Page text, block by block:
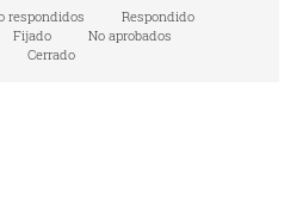
respondidos
Respondido
Fijado
No aprobados
Cerrado